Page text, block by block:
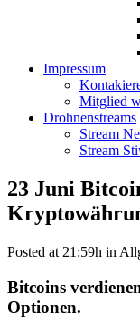
Impressum
Mitglied
Drohnenstreams
Stream
Stream
23 Juni
Posted at 21:59h in
Bitcoins
Optionen.